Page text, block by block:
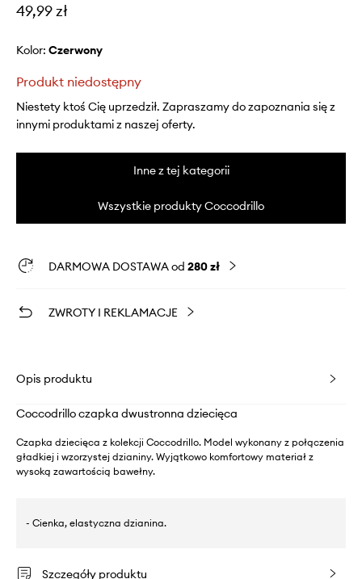
49,99 zł
Kolor: czerwony
Produkt niedostępny
Niestety ktoś Cię uprzedził. Zapraszamy do zapoznania się z
innymi produktami z naszej oferty.
Inne z tej kategorii
Wszystkie produkty Coccodrillo
DARMOWA DOSTAWA od 280 zł
ZWROTY I REKLAMACJE
Opis produktu
Coccodrillo czapka dwustronna dziecięca
Czapka dziecięca z kolekcji Coccodrillo. Model wykonany z połączenia
gładkiej i wzorzystej dzianiny. Wyjątkowo komfortowy materiał z
wysoką zawartością bawełny.
- Cienka, elastyczna dzianina.
Szczegóły produktu